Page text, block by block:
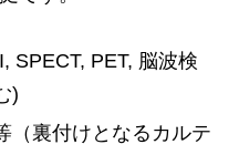
SPECT, PET, 脳波検
)
（裏付けとなるカルテ